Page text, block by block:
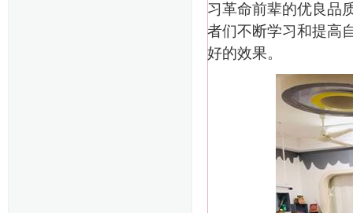
习革命前辈的优良品
者们不断学习和提高
好的效果。